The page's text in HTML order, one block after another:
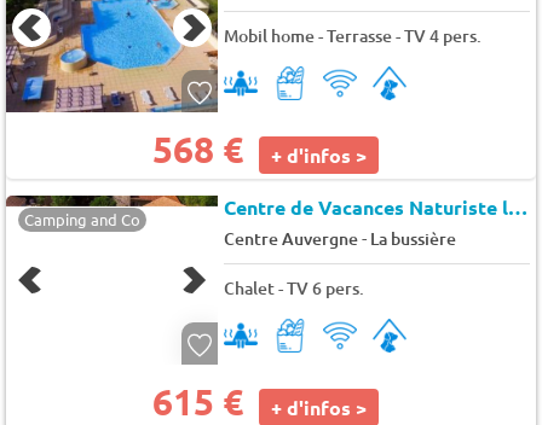
Mobil home - Terrasse - TV 4 pers.
568 € + d'infos >
Camping and Co Centre de Vacances Naturiste le Colombier
Centre Auvergne- La bussière
Chalet - TV 6 pers.
615 € + d'infos >